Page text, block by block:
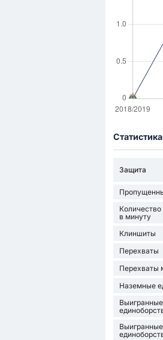
Защита
в минуту
Клиншиты
Перехваты
Перехваты
Наземные